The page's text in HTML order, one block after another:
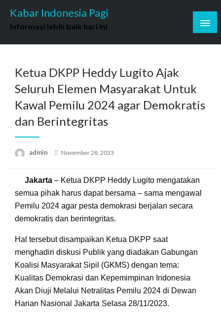
content
Kabar Indonesia Pagi
Informasi lebih baik hari ini
Ketua DKPP Heddy Lugito Ajak
Seluruh Elemen Masyarakat Untuk
Kawal Pemilu 2024 agar Demokratis
dan Berintegritas
admin
Posted
November 28, 2023
Jakarta – Ketua DKPP Heddy Lugito mengatakan
semua pihak harus dapat bersama – sama mengawal
Pemilu 2024 agar pesta demokrasi berjalan secara
demokratis dan berintegritas.
Hal tersebut disampaikan Ketua DKPP saat
menghadiri diskusi Publik yang diadakan Gabungan
Koalisi Masyarakat Sipil (GKMS) dengan tema:
Kualitas Demokrasi dan Kepemimpinan Indonesia
Akan Diuji Melalui Netralitas Pemilu 2024 di Dewan
Harian Nasional Jakarta Selasa 28/11/2023.